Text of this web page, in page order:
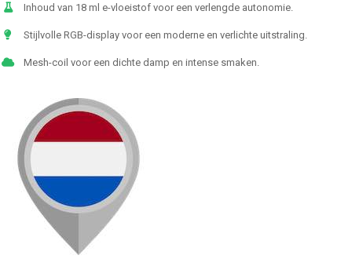
Inhoud van 18 ml e-vloeistof voor een verlengde autonomie.
Stijlvolle RGB-display voor een moderne en verlichte uitstraling.
Mesh-coil voor een dichte damp en intense smaken.